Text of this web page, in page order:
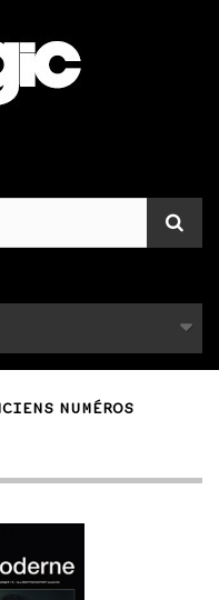
NUMÉROS